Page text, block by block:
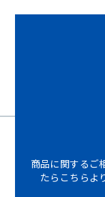
商品に関するご
たら こちらよ